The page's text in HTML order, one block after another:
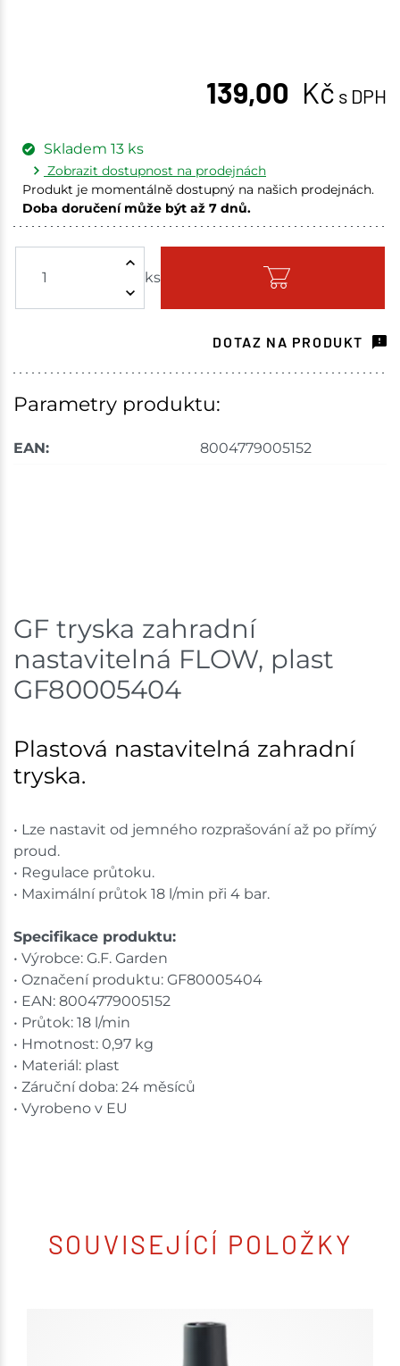
139,00 Kč s DPH
ks
Skladem 13 ks
Zobrazit dostupnost na prodejnách
Produkt je momentálně dostupný na našich prodejnách.
Doba doručení může být až 7 dnů.
Skladem na prodejně - doručení do 7 dnů
Havlíčkův Brod 1 ks
DOTAZ NA PRODUKT
Parametry produktu:
EAN: 8004779005152
GF tryska zahradní
nastavitelná FLOW, plast
GF80005404
Plastová nastavitelná zahradní
tryska.
• Lze nastavit od jemného rozprašování až po přímý
proud.
• Regulace průtoku.
• Maximální průtok 18 l/min při 4 bar.
Specifikace produktu:
• Výrobce: G.F. Garden
• Označení produktu: GF80005404
• EAN: 8004779005152
• Průtok: 18 l/min
• Hmotnost: 0,97 kg
• Materiál: plast
• Záruční doba: 24 měsíců
• Vyrobeno v EU
SOUVISEJÍCÍ POLOŽKY